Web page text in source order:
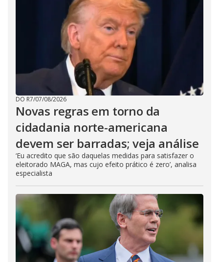
DO R7/07/08/2026
Novas regras em torno da
cidadania norte-americana
devem ser barradas; veja análise
‘Eu acredito que são daquelas medidas para satisfazer o
eleitorado MAGA, mas cujo efeito prático é zero’, analisa
especialista